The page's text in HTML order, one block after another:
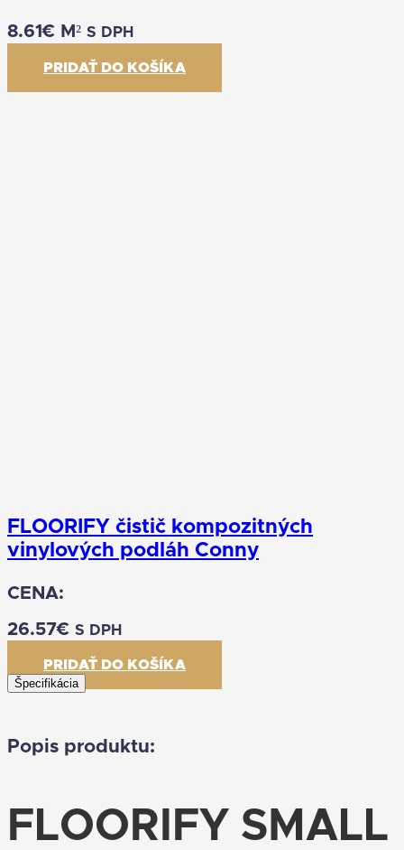
8.61€ M² S DPH
PRIDAŤ DO KOŠÍKA
FLOORIFY čistič kompozitných
vinylových podláh Conny
CENA:
26.57€ S DPH
PRIDAŤ DO KOŠÍKA
Špecifikácia
Popis produktu:
FLOORIFY SMALL